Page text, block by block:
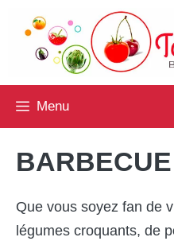
contenu
Menu
BARBECUE
Que vous soyez fan de
légumes croquants, de